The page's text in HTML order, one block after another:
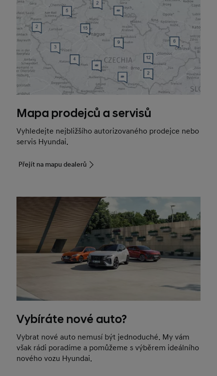
Mapa prodejců a servisů
Vyhledejte nejbližšího autorizovaného prodejce nebo
servis Hyundai.
Přejít na mapu dealerů
Vybíráte nové auto?
Vybrat nové auto nemusí být jednoduché. My vám
však rádi poradíme a pomůžeme s výběrem ideálního
nového vozu Hyundai.